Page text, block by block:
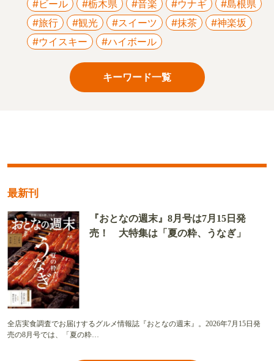
#ビール #栃木県 #音楽 #ウナギ
#島根県
#旅行
#観光 #スイーツ #抹茶
#神楽坂
#ウイスキー
#ハイボール
キーワード一覧
最新刊
『おとなの週末』8月号は7月15日発
売！ 大特集は「夏の粋、うなぎ」
全店実食調査でお届けするグルメ情報誌『おとなの週末』。2026年7月15日発
売の8月号では、「夏の粋…